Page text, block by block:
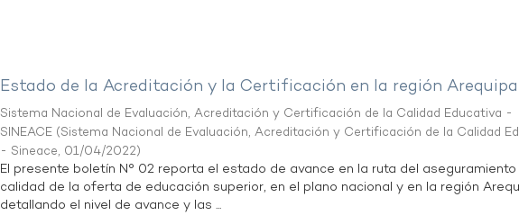
Estado de la Acreditación y la Certificación en la región Arequipa
Sistema Nacional de Evaluación, Acreditación y Certificación de la Calidad Educativa -
SINEACE (Sistema Nacional de Evaluación, Acreditación y Certificación de la Calidad
- Sineace, 01/04/2022)
El presente boletín N° 02 reporta el estado de avance en la ruta del aseguramiento
calidad de la oferta de educación superior, en el plano nacional y en la región
detallando el nivel de avance y las ...